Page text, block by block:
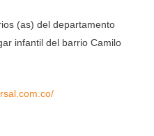
(as) del departamento
infantil del barrio Camilo